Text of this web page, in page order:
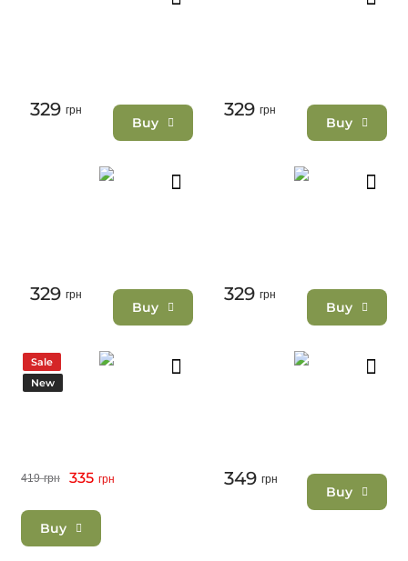
329 грн
Buy
329 грн
Buy
329 грн
Buy
329 грн
Buy
Sale
New
419 грн 335 грн
Buy
349 грн
Buy